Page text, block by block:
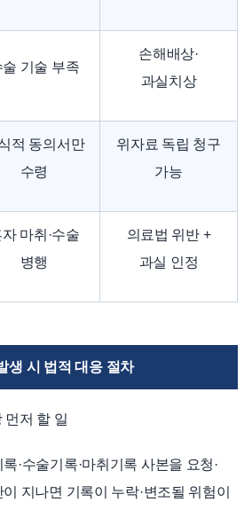
술 기술 부족
손해배상·
과실치상
적 동의서만
수령
위자료 독립 청구
가능
자 마취·수술
병행
의료법 위반 +
과실 인정
생 시 법적 대응 절차
저 할 일
·수술기록·마취기록 사본을 요청·
지나면 기록이 누락·변조될 위험이